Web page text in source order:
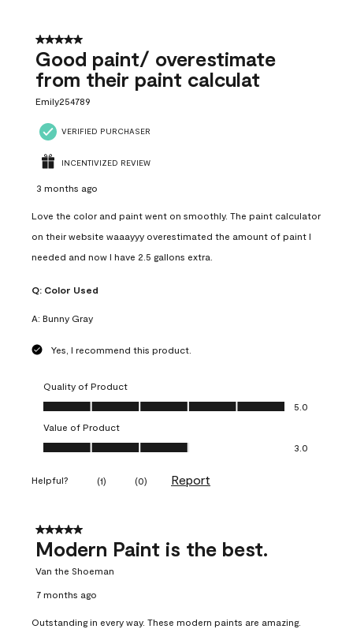
5 out of 5 stars.
Good paint/ overestimate
from their paint calculat
Emily254789
VERIFIED PURCHASER
INCENTIVIZED REVIEW
3 months ago
Love the color and paint went on smoothly. The paint calculator
on their website waaayyy overestimated the amount of paint I
needed and now I have 2.5 gallons extra.
Q: Color Used
A: Bunny Gray
Yes, I recommend this product.
Quality of Product
Quality of Product, 5.0 out of 5
5.0
Value of Product
Value of Product, 3.0 out of 5
3.0
Helpful? (1) (0) Report
5 out of 5 stars.
Modern Paint is the best.
Van the Shoeman
7 months ago
Outstanding in every way. These modern paints are amazing.